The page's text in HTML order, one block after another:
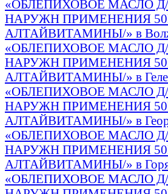
«ОБЛЕПИХОВОЕ МАСЛО
НАРУЖН ПРИМЕНЕНИЯ
АЛТАЙВИТАМИНЫ/» в
«ОБЛЕПИХОВОЕ МАСЛО
НАРУЖН ПРИМЕНЕНИЯ
АЛТАЙВИТАМИНЫ/» в
«ОБЛЕПИХОВОЕ МАСЛО
НАРУЖН ПРИМЕНЕНИЯ
АЛТАЙВИТАМИНЫ/» в
«ОБЛЕПИХОВОЕ МАСЛО
НАРУЖН ПРИМЕНЕНИЯ
АЛТАЙВИТАМИНЫ/» в
«ОБЛЕПИХОВОЕ МАСЛО